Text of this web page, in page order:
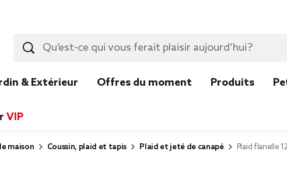
& Extérieur Offres du moment Produits
VIP
maison Coussin, plaid et tapis Plaid et jeté de canapé Plaid flanelle